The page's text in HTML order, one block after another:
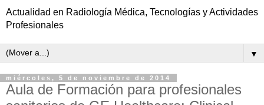
Actualidad en Radiología Médica, Tecnologías y Actividades
Profesionales
▼
miércoles, 5 de noviembre de 2014
Aula de Formación para profesionales